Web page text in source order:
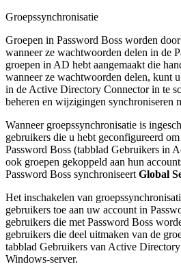
Groepssynchronisatie
Groepen in Password Boss worden door
wanneer ze wachtwoorden delen in de
groepen in AD hebt aangemaakt die
wanneer ze wachtwoorden delen, kunt u
in de Active Directory Connector in te
beheren en wijzigingen synchroniseren
Wanneer groepssynchronisatie is
gebruikers die u hebt geconfigureerd om
Password Boss (tabblad Gebruikers in
ook groepen gekoppeld aan hun
Password Boss synchroniseert Global
Het inschakelen van
gebruikers toe aan uw account in
gebruikers die met Password Boss
gebruikers die deel uitmaken van de
tabblad Gebruikers van Active Directory
Windows-server.